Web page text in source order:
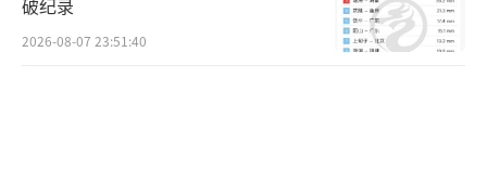
破纪录
2026-08-07 23:51:40